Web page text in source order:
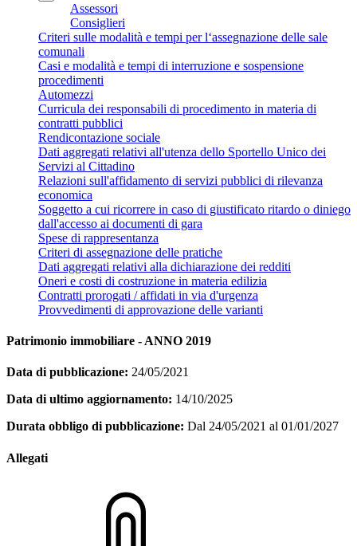
Assessori
Consiglieri
Criteri sulle modalità e tempi per l‘assegnazione delle sale
comunali
Casi e modalità e tempi di interruzione e sospensione
procedimenti
Automezzi
Curricula dei responsabili di procedimento in materia di
contratti pubblici
Rendicontazione sociale
Dati aggregati relativi all'utenza dello Sportello Unico dei
Servizi al Cittadino
Relazioni sull'affidamento di servizi pubblici di rilevanza
economica
Soggetto a cui ricorrere in caso di giustificato ritardo o diniego
dall'accesso ai documenti di gara
Spese di rappresentanza
Criteri di assegnazione delle pratiche
Dati aggregati relativi alla dichiarazione dei redditi
Oneri e costi di costruzione in materia edilizia
Contratti prorogati / affidati in via d'urgenza
Provvedimenti di approvazione delle varianti
Patrimonio immobiliare - ANNO 2019
Data di pubblicazione: 24/05/2021
Data di ultimo aggiornamento: 14/10/2025
Durata obbligo di pubblicazione: Dal 24/05/2021 al 01/01/2027
Allegati